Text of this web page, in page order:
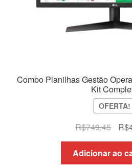
Combo Planilhas Gestão
Kit
OFERTA!
R$749,45
O
era:
R$
Adicionar ao